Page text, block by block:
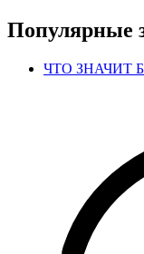
Популярные
ЧТО ЗНАЧИТ